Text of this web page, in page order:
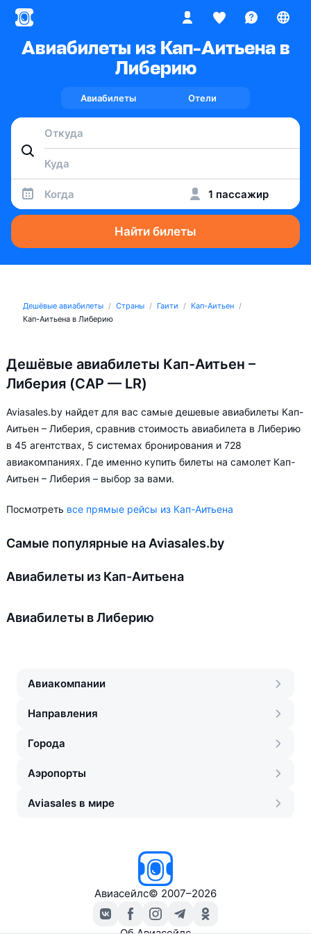
Авиабилеты из Кап-Аитьена в
Либерию
Авиабилеты Отели
Когда 1 пассажир
Найти билеты
Дешёвые авиабилеты Страны Гаити
Кап-Аитьен
Кап-Аитьена в Либерию
Дешёвые авиабилеты Кап-Аитьен –
Либерия (CAP — LR)
Aviasales.by найдет для вас самые дешевые авиабилеты Кап-
Аитьен – Либерия, сравнив стоимость авиабилета в Либерию
в 45 агентствах, 5 системах бронирования и 728
авиакомпаниях. Где именно купить билеты на самолет Кап-
Аитьен – Либерия – выбор за вами.
Посмотреть все прямые рейсы из Кап-Аитьена
Самые популярные на Aviasales.by
Авиабилеты из Кап-Аитьена
Авиабилеты в Либерию
Авиакомпании
Направления
Города
Аэропорты
Aviasales в мире
Авиасейлс© 2007–2026